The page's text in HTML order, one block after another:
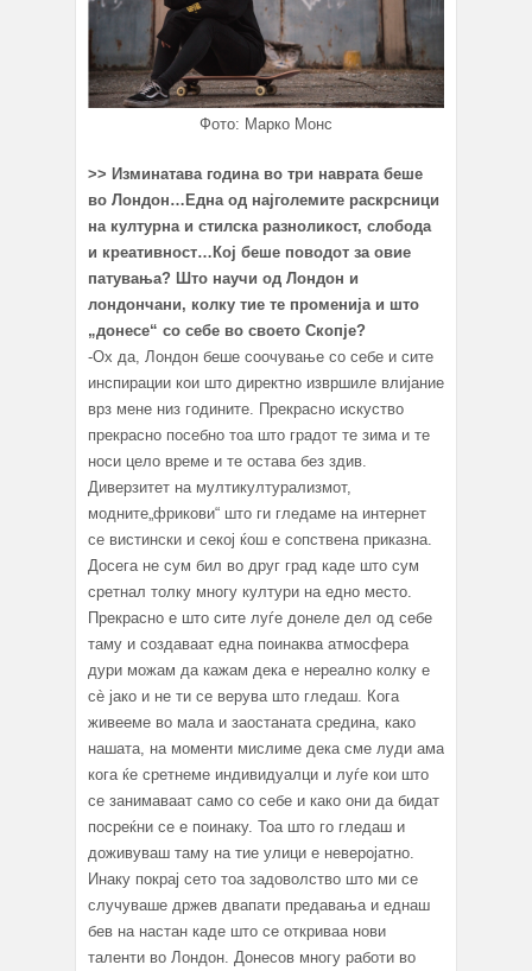
Фото: Марко Монс
>> Изминатава година во три наврата беше
во Лондон…Една од најголемите раскрсници
на културна и стилска разноликост, слобода
и креативност…Кој беше поводот за овие
патувања? Што научи од Лондон и
лондончани, колку тие те променија и што
„донесе“ со себе во своето Скопје?
-Oх да, Лондон беше соочување со себе и сите
инспирации кои што директно извршиле влијание
врз мене низ годините. Прекрасно искуство
прекрасно посебно тоа што градот те зима и те
носи цело време и те остава без здив.
Диверзитет на мултикултурализмот,
модните„фрикови“ што ги гледаме на интернет
се вистински и секој ќош е сопствена приказна.
Досега не сум бил во друг град каде што сум
сретнал толку многу култури на едно место.
Прекрасно е што сите луѓе донеле дел од себе
таму и создаваат една поинаква атмосфера
дури можам да кажам дека е нереално колку е
сè јако и не ти се верува што гледаш. Кога
живееме во мала и заостаната средина, како
нашата, на моменти мислиме дека сме луди ама
кога ќе сретнеме индивидуалци и луѓе кои што
се занимаваат само со себе и како они да бидат
посреќни се е поинаку. Тоа што го гледаш и
доживуваш таму на тие улици е неверојатно.
Инаку покрај сето тоа задоволство што ми се
случуваше држев двапати предавања и еднаш
бев на настан каде што се откриваа нови
таленти во Лондон. Донесов многу работи во